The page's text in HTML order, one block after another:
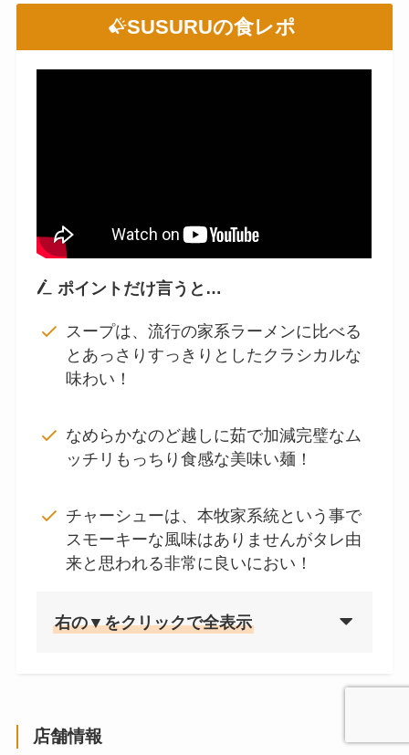
SUSURUの食レポ
ポイントだけ言うと…
スープは、流行の家系ラーメンに比べる
とあっさりすっきりとしたクラシカルな
味わい！
なめらかなのど越しに茹で加減完璧なム
ッチリもっちり食感な美味い麺！
チャーシューは、本牧家系統という事で
スモーキーな風味はありませんがタレ由
来と思われる非常に良いにおい！
右の▼をクリックで全表示
店舗情報